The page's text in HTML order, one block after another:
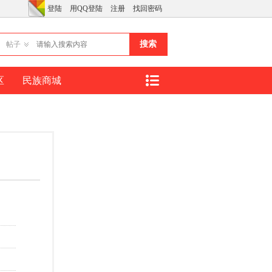
登陆 用QQ登陆 注册 找回密码
帖子 搜索
民族商城